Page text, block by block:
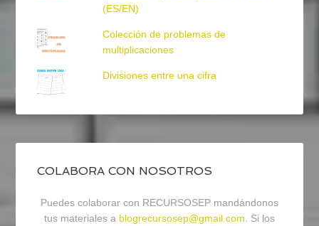
(ES/EN)
Colección de problemas de
multiplicaciones
Divisiones entre una cifra
COLABORA CON NOSOTROS
Puedes colaborar con RECURSOSEP mandándonos
tus materiales a blogrecursosep@gmail.com. Si los